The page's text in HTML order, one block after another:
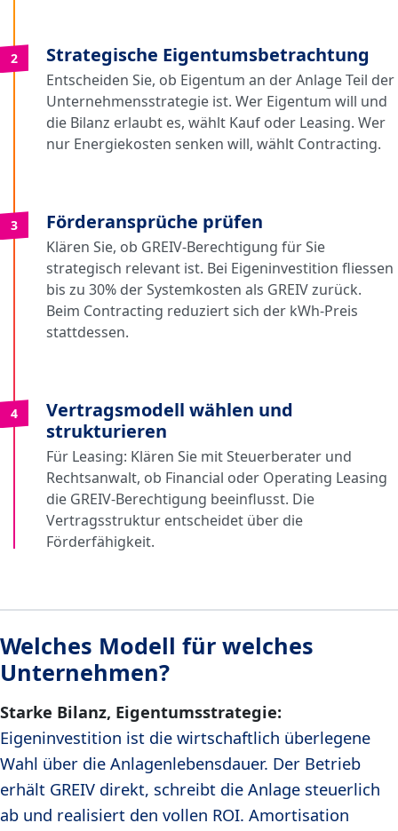
2 Strategische Eigentumsbetrachtung
Entscheiden Sie, ob Eigentum an der Anlage Teil der
Unternehmensstrategie ist. Wer Eigentum will und
die Bilanz erlaubt es, wählt Kauf oder Leasing. Wer
nur Energiekosten senken will, wählt Contracting.
3 Förderansprüche prüfen
Klären Sie, ob GREIV-Berechtigung für Sie
strategisch relevant ist. Bei Eigeninvestition fliessen
bis zu 30% der Systemkosten als GREIV zurück.
Beim Contracting reduziert sich der kWh-Preis
stattdessen.
4
Vertragsmodell wählen und
strukturieren
Für Leasing: Klären Sie mit Steuerberater und
Rechtsanwalt, ob Financial oder Operating Leasing
die GREIV-Berechtigung beeinflusst. Die
Vertragsstruktur entscheidet über die
Förderfähigkeit.
Welches Modell für welches
Unternehmen?
Starke Bilanz, Eigentumsstrategie:
Eigeninvestition ist die wirtschaftlich überlegene
Wahl über die Anlagenlebensdauer. Der Betrieb
erhält GREIV direkt, schreibt die Anlage steuerlich
ab und realisiert den vollen ROI. Amortisation